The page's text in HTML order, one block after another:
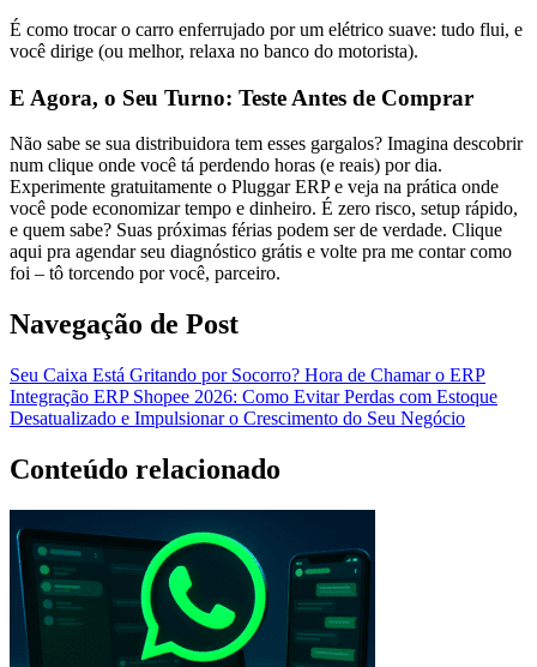
É como trocar o carro enferrujado por um elétrico suave: tudo flui, e
você dirige (ou melhor, relaxa no banco do motorista).
E Agora, o Seu Turno: Teste Antes de Comprar
Não sabe se sua distribuidora tem esses gargalos? Imagina descobrir
num clique onde você tá perdendo horas (e reais) por dia.
Experimente gratuitamente o Pluggar ERP e veja na prática onde
você pode economizar tempo e dinheiro. É zero risco, setup rápido,
e quem sabe? Suas próximas férias podem ser de verdade. Clique
aqui pra agendar seu diagnóstico grátis e volte pra me contar como
foi – tô torcendo por você, parceiro.
Navegação de Post
Seu Caixa Está Gritando por Socorro? Hora de Chamar o ERP
Integração ERP Shopee 2026: Como Evitar Perdas com Estoque
Desatualizado e Impulsionar o Crescimento do Seu Negócio
Conteúdo relacionado